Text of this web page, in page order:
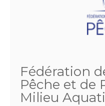
Fédération
Pêche et de
Milieu